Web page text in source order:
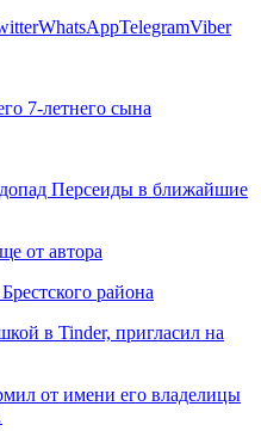
WhatsAppTelegramViber
7-летнего сына
Персеиды в ближайшие
от автора
района
в Tinder, пригласил на
от имени его владелицы